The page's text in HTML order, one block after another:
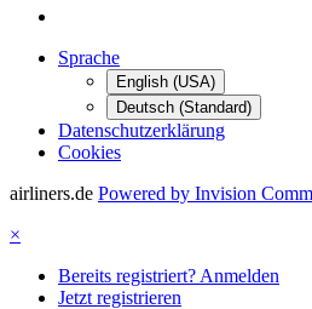
Sprache
English (USA)
Deutsch (Standard)
Datenschutzerklärung
Cookies
airliners.de Powered by Invision
×
Bereits registriert? Anmelden
Jetzt registrieren